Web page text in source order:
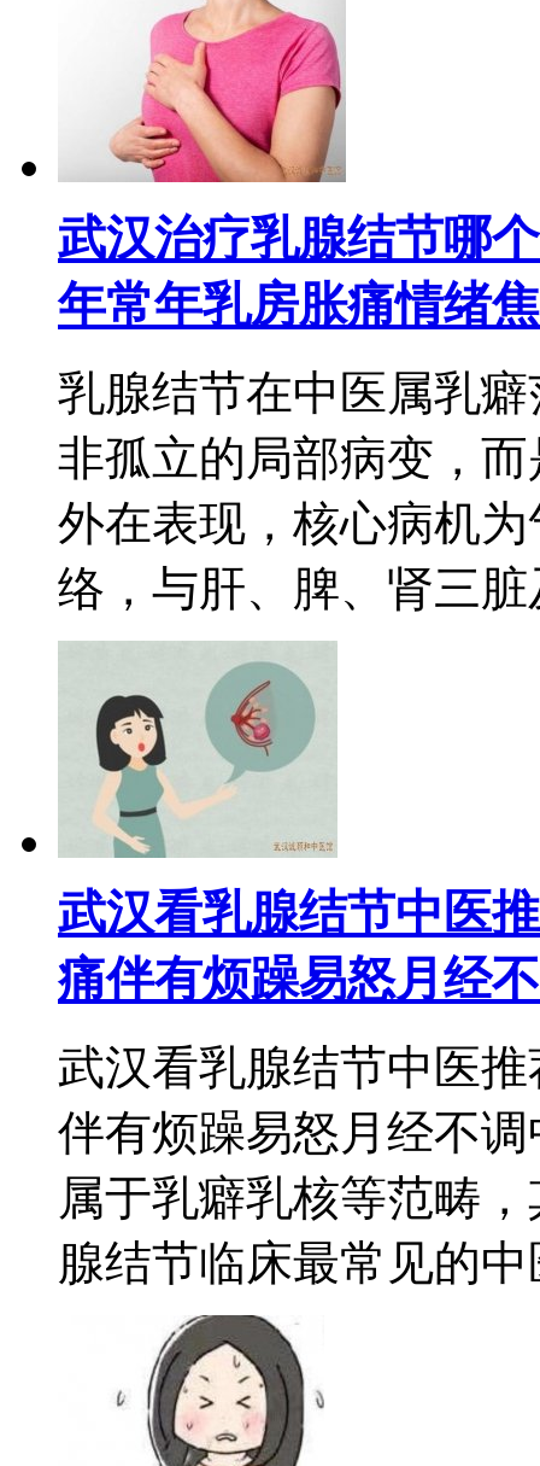
武汉治疗乳腺结节哪
年常年乳房胀痛情绪
乳腺结节在中医属乳
非孤立的局部病变，
外在表现，核心病机
络，与肝、脾、肾三脏
武汉看乳腺结节中医
痛伴有烦躁易怒月经
武汉看乳腺结节中医
伴有烦躁易怒月经不
属于乳癖乳核等范畴
腺结节临床最常见的中